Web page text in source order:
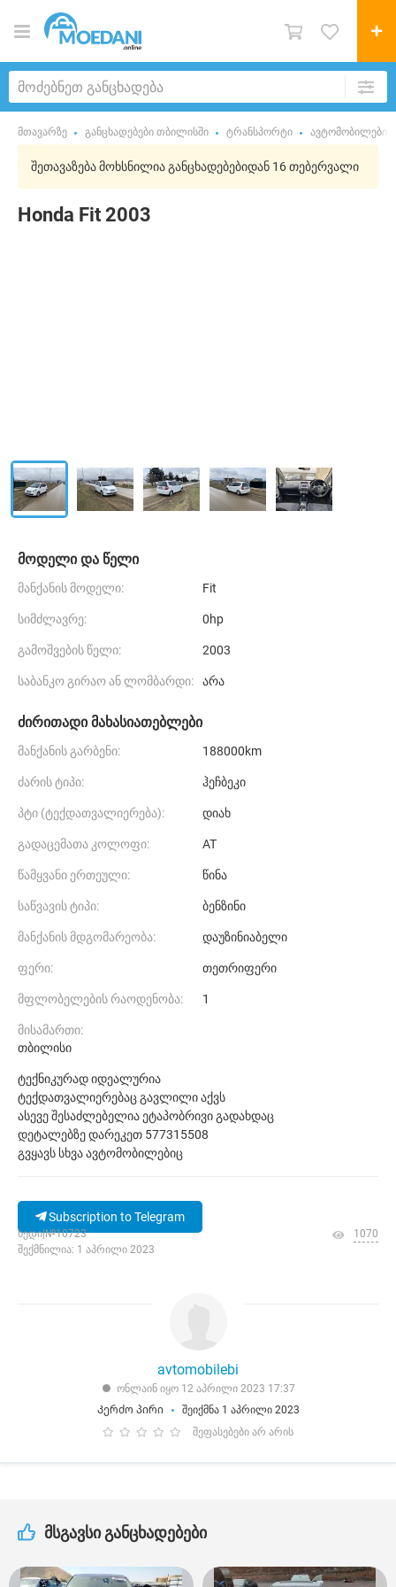
მთავარზე განცხადებები თბილისში ტრანსპორტი ავტომობილები
შეთავაზება მოხსნილია განცხადებებიდან 16 თებერვალი
Honda Fit 2003
მოდელი და წელი
მანქანის მოდელი: Fit
სიმძლავრე: 0hp
გამოშვების წელი: 2003
საბანკო გირაო ან ლომბარდი: არა
ძირითადი მახასიათებლები
მანქანის გარბენი: 188000km
ძარის ტიპი: ჰეჩბეკი
პტი (ტექდათვალიერება): დიახ
გადაცემათა კოლოფი: AT
წამყვანი ერთეული: წინა
საწვავის ტიპი: ბენზინი
მანქანის მდგომარეობა: დაუზინიაბელი
ფერი: თეთრიფერი
მფლობელების რაოდენობა: 1
მისამართი:
თბილისი
ტექნიკურად იდეალურია
ტექდათვალიერებაც გავლილი აქვს
ასევე შესაძლებელია ეტაპობრივი გადახდაც
დეტალებზე დარეკეთ 577315508
გვყავს სხვა ავტომობილებიც
Subscription to Telegram
ხედი|№10723
შექმნილია: 1 აპრილი 2023
1070
avtomobilebi
ონლაინ იყო 12 აპრილი 2023 17:37
Კერძო პირი
შეიქმნა 1 აპრილი 2023
შეფასებები არ არის
მსგავსი განცხადებები